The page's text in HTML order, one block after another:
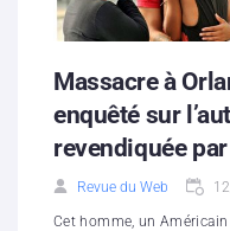
Massacre à
enquêté sur
revendiquée
Revue du Web
Cet homme, un